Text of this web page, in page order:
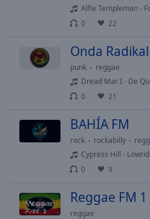
opens
subtitles
off,
selected
Picture-
in-
Picture
Alfie Templeman -
0
22
Onda Radikal
punk
reggae
Dread Mar I - De
0
21
BAHÍA FM
rock rockabilly
Cypress Hill -
0
9
Reggae FM 1
reggae